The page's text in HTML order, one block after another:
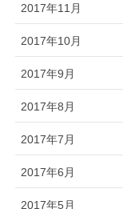
2017年11月
2017年10月
2017年9月
2017年8月
2017年7月
2017年6月
2017年5月